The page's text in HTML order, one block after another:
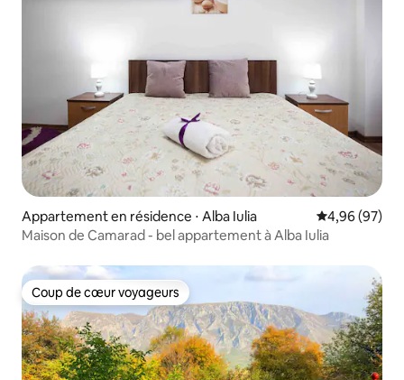
Appartement en résidence ⋅ Alba Iulia Évaluation
4,96 (97)
Maison de Camarad - bel appartement à Alba Iulia
Coup de cœur voyageurs
Coup de cœur voyageurs